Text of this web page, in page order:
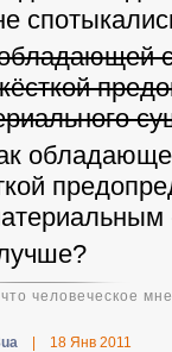
человеческое
18 Янв 2011